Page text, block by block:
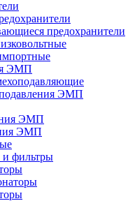
предохранители
ЭМП
ЭМП
ЭМП
ЭМП
и фильтры